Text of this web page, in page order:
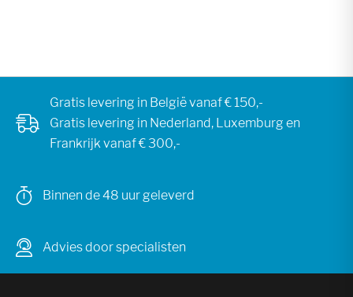
Gratis levering in België vanaf € 150,-
Gratis levering in Nederland, Luxemburg en
Frankrijk vanaf € 300,-
Binnen de 48 uur geleverd
Advies door specialisten